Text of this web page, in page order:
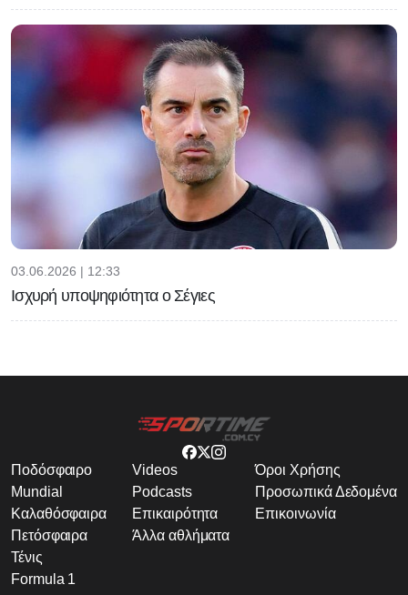
03.06.2026 | 12:33
Ισχυρή υποψηφιότητα ο Σέγιες
Ποδόσφαιρο
Mundial
Καλαθόσφαιρα
Πετόσφαιρα
Τένις
Formula 1
Videos
Podcasts
Επικαιρότητα
Άλλα αθλήματα
Όροι Χρήσης
Προσωπικά Δεδομένα
Επικοινωνία